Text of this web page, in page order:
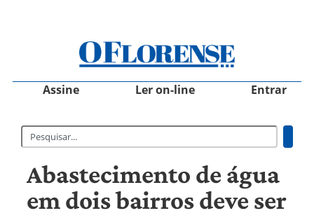
Assine Ler on-line Entrar
Abastecimento de água
em dois bairros deve ser